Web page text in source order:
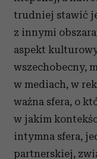
trudniej stawić
z innymi
aspekt
wszechobecny,
w mediach, w
ważna sfera, o
w jakim
intymna sfera,
partnerskiej,